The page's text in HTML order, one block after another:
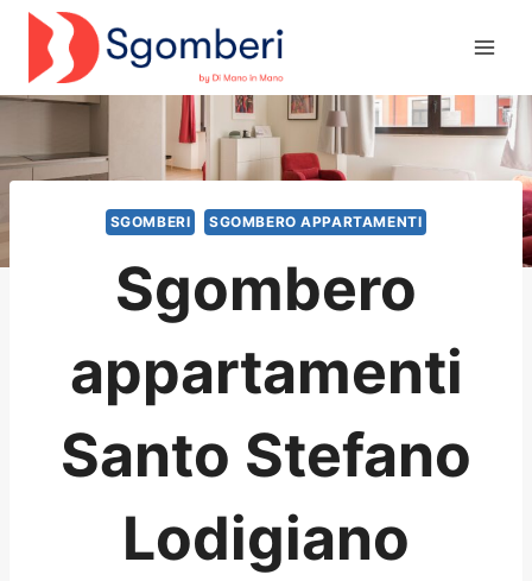
Salta
contenuto
SGOMBERI SGOMBERO APPARTAMENTI
Sgombero
appartamenti
Santo Stefano
Lodigiano